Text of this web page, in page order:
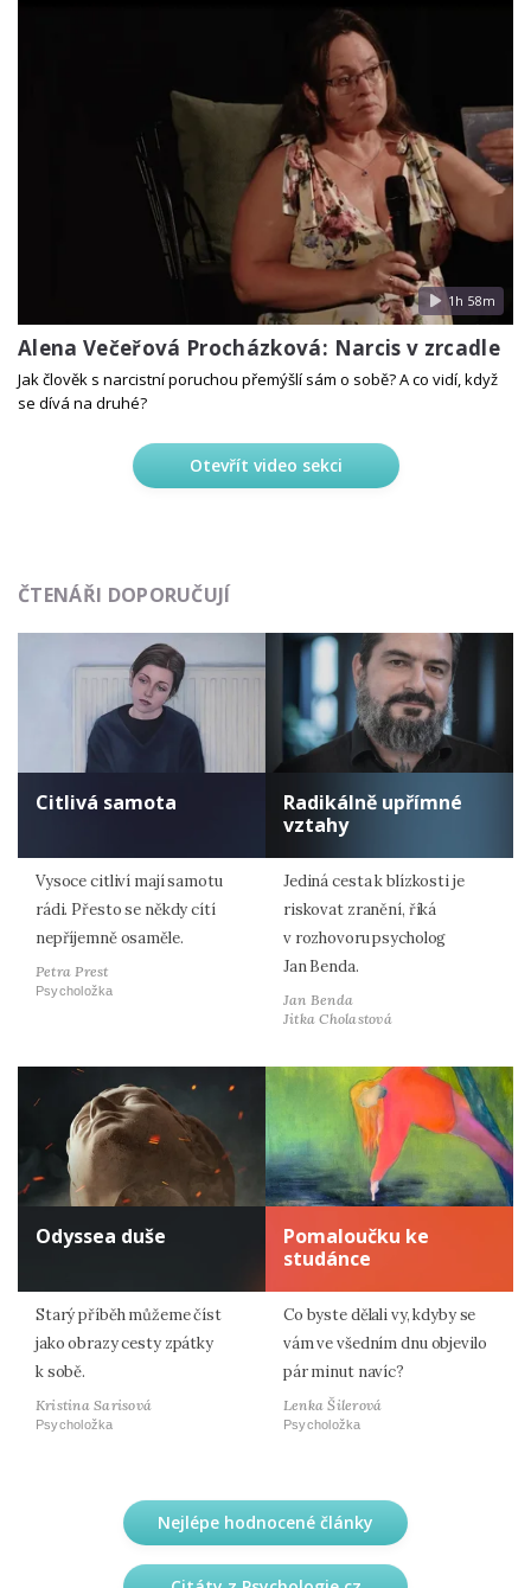
1h 58m
Alena Večeřová Procházková: Narcis v zrcadle
Jak člověk s narcistní poruchou přemýšlí sám o sobě? A co vidí, když
se dívá na druhé?
Otevřít video sekci
ČTENÁŘI DOPORUČUJÍ
Citlivá samota
Vysoce citliví mají samotu
rádi. Přesto se někdy cítí
nepříjemně osaměle.
Petra Prest
Psycholožka
Radikálně upřímné
vztahy
Jediná cesta k blízkosti je
riskovat zranění, říká
v rozhovoru psycholog
Jan Benda.
Jan Benda
Jitka Cholastová
Odyssea duše
Starý příběh můžeme číst
jako obrazy cesty zpátky
k sobě.
Kristina Sarisová
Psycholožka
Pomaloučku ke
studánce
Co byste dělali vy, kdyby se
vám ve všedním dnu objevilo
pár minut navíc?
Lenka Šilerová
Psycholožka
Nejlépe hodnocené články